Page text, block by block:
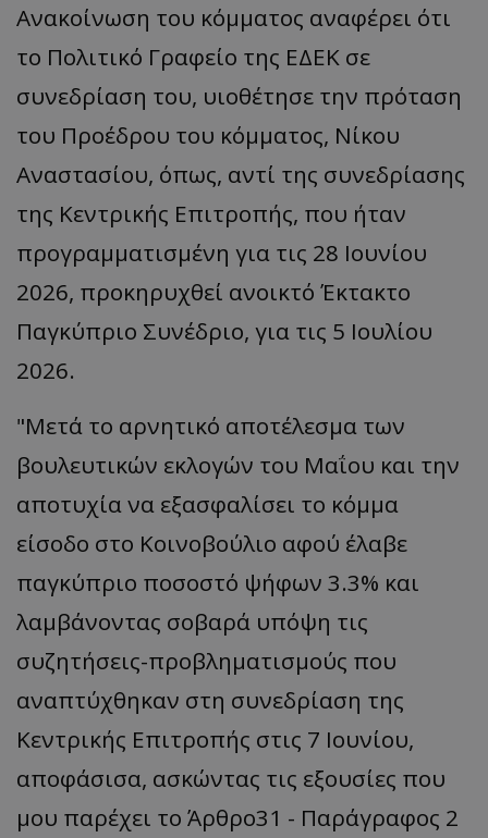
Ανακοίνωση του κόμματος αναφέρει ότι
το Πολιτικό Γραφείο της ΕΔΕΚ σε
συνεδρίαση του, υιοθέτησε την πρόταση
του Προέδρου του κόμματος, Νίκου
Αναστασίου, όπως, αντί της συνεδρίασης
της Κεντρικής Επιτροπής, που ήταν
προγραμματισμένη για τις 28 Ιουνίου
2026, προκηρυχθεί ανοικτό Έκτακτο
Παγκύπριο Συνέδριο, για τις 5 Ιουλίου
2026.
"Μετά το αρνητικό αποτέλεσμα των
βουλευτικών εκλογών του Μαΐου και την
αποτυχία να εξασφαλίσει το κόμμα
είσοδο στο Κοινοβούλιο αφού έλαβε
παγκύπριο ποσοστό ψήφων 3.3% και
λαμβάνοντας σοβαρά υπόψη τις
συζητήσεις-προβληματισμούς που
αναπτύχθηκαν στη συνεδρίαση της
Κεντρικής Επιτροπής στις 7 Ιουνίου,
αποφάσισα, ασκώντας τις εξουσίες που
μου παρέχει το Άρθρο31 - Παράγραφος 2